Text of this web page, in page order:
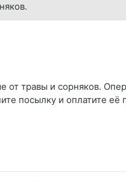
от травы и сорняков.
посылку и оплатите её